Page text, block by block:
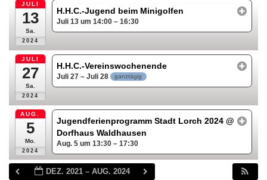
JULI
13
Sa.
2024
H.H.C.-Jugend beim Minigolfen
Juli 13 um 14:00 – 16:30
JULI
27
Sa.
2024
H.H.C.-Vereinswochenende
Juli 27 – Juli 28 ganztägig
AUG.
5
Mo.
2024
Jugendferienprogramm Stadt Lorch 2024@
Dorfhaus Waldhausen
Aug. 5 um 13:30 – 17:30
DEZ. 2021 – AUG. 2024